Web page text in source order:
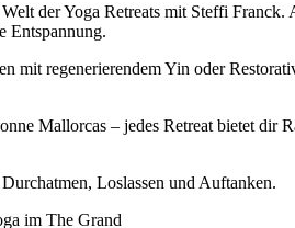
der Yoga Retreats mit Steffi
Entspannung.
regenerierendem Yin oder
Mallorcas – jedes Retreat bietet
Loslassen und Auftanken.